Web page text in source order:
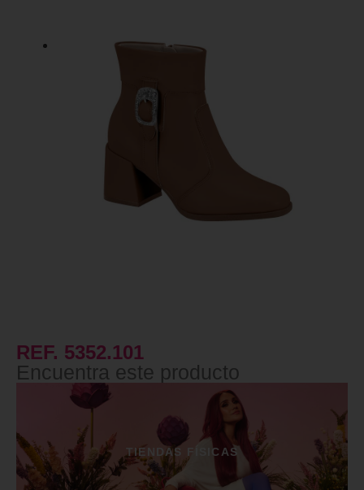
REF. 5352.101
Encuentra este producto
TIENDAS FÍSICAS